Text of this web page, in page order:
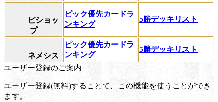
ビショッ
プ
ピック優先カードラ
ンキング
5勝デッキリスト
ネメシス
ピック優先カードラ
ンキング
5勝デッキリスト
ユーザー登録のご案内
ユーザー登録(無料)することで、この機能を使うことができ
ます。